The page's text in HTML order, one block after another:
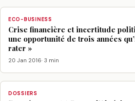
ECO-BUSINESS
Crise financière et incertitude
une opportunité de trois années
rater »
20 Jan 2016· 3 min
DOSSIERS